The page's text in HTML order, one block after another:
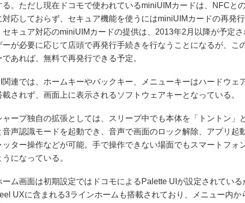
る。ただし現在ドコモで使われているminiUIMカードは、NFCと
対応しておらず、セキュア機能を使うにはminiUIMカードの再発
セキュア対応のminiUIMカードの提供は、2013年2月以降が予定
ーが必要に応じて店頭で再発行手続きを行なうことになるが、こ
であれば、無料で再発行できる予定。
連では、ホームキーやバックキー、メニューキーはハードウェ
載されず、画面上に表示されるソフトウェアキーとなっている。
ープ独自の拡張としては、スリープ中でも本体を「トントン」
音声認識モードを起動でき、音声で画面のロック解除、アプリ起
ッター操作などが可能。手で操作できない場面でもスマートフォ
うになっている。
ム画面は初期設定ではドコモによるPalette UIが設定されている
UXに含まれる3ラインホームも搭載されており、メニュー内か